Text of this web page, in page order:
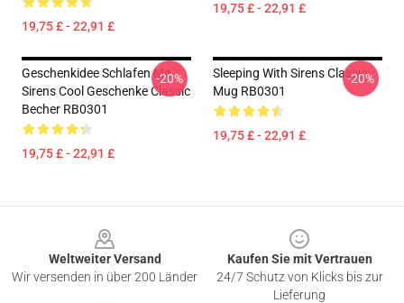
19,75 £ - 22,91 £
19,75 £ - 22,91 £
Geschenkidee Schlafen Mit
Sirens Cool Geschenke Classic
Becher RB0301
19,75 £ - 22,91 £
-20%
Sleeping With Sirens Classic
Mug RB0301
19,75 £ - 22,91 £
-20%
Weltweiter Versand
Wir versenden in über 200 Länder
Kaufen Sie mit Vertrauen
24/7 Schutz von Klicks bis zur
Lieferung